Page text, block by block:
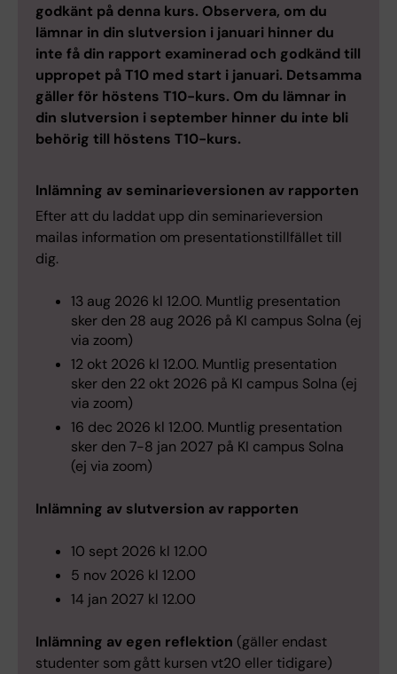
godkänt på denna kurs. Observera, om du
lämnar in din slutversion i januari hinner du
inte få din rapport examinerad och godkänd till
uppropet på T10 med start i januari. Detsamma
gäller för höstens T10-kurs. Om du lämnar in
din slutversion i september hinner du inte bli
behörig till höstens T10-kurs.
Inlämning av seminarieversionen av rapporten
Efter att du laddat upp din seminarieversion
mailas information om presentationstillfället till
dig.
13 aug 2026 kl 12.00. Muntlig presentation
sker den 28 aug 2026 på KI campus Solna (ej
via zoom)
12 okt 2026 kl 12.00. Muntlig presentation
sker den 22 okt 2026 på KI campus Solna (ej
via zoom)
16 dec 2026 kl 12.00. Muntlig presentation
sker den 7-8 jan 2027 på KI campus Solna
(ej via zoom)
Inlämning av slutversion av rapporten
10 sept 2026 kl 12.00
5 nov 2026 kl 12.00
14 jan 2027 kl 12.00
Inlämning av egen reflektion (gäller endast
studenter som gått kursen vt20 eller tidigare)